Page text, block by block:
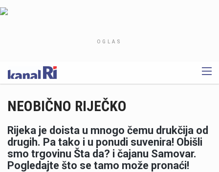
OGLAS
NEOBIČNO RIJEČKO
Rijeka je doista u mnogo čemu drukčija od
drugih. Pa tako i u ponudi suvenira! Obišli
smo trgovinu Šta da? i čajanu Samovar.
Pogledajte što se tamo može pronaći!